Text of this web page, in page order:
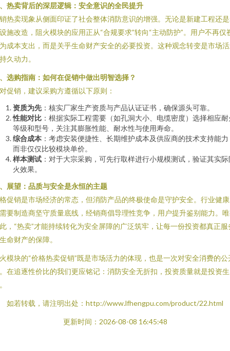
热卖背后的深层逻辑：安全意识的全民提升
热卖现象从侧面印证了社会整体消防意识的增强。无论是新建工程还
施改造，阻火模块的应用正从“合规要求”转向“主动防护”。用户不再仅
成本支出，而是关乎生命财产安全的必要投资。这种观念转变是市场
久动力。
选购指南：如何在促销中做出明智选择？
促销，建议采购方遵循以下原则：
资质为先 ：核实厂家生产资质与产品认证证书，确保源头可靠。
性能对比 ：根据实际工程需要（如孔洞大小、电缆密度）选择相应耐
等级和型号，关注其膨胀性能、耐水性与使用寿命。
综合成本 ：考虑安装便捷性、长期维护成本及供应商的技术支持能力
而非仅仅比较模块单价。
样本测试 ：对于大宗采购，可先行取样进行小规模测试，验证其实际
火效果。
展望：品质与安全是永恒的主题
促销是市场经济的常态，但消防产品的终极使命是守护安全。行业健
要制造商坚守质量底线，经销商倡导理性竞争，用户提升鉴别能力。
，“热卖”才能持续转化为安全屏障的广泛筑牢，让每一份投资都真正服
命财产的保障。
模块的“价格热卖促销”既是市场活力的体现，也是一次对安全消费的公
在追逐性价比的我们更应铭记：消防安全无折扣，投资质量就是投资生
如若转载，请注明出处：http://www.lfhengpu.com/product/22.html
更新时间：2026-08-08 16:45:48